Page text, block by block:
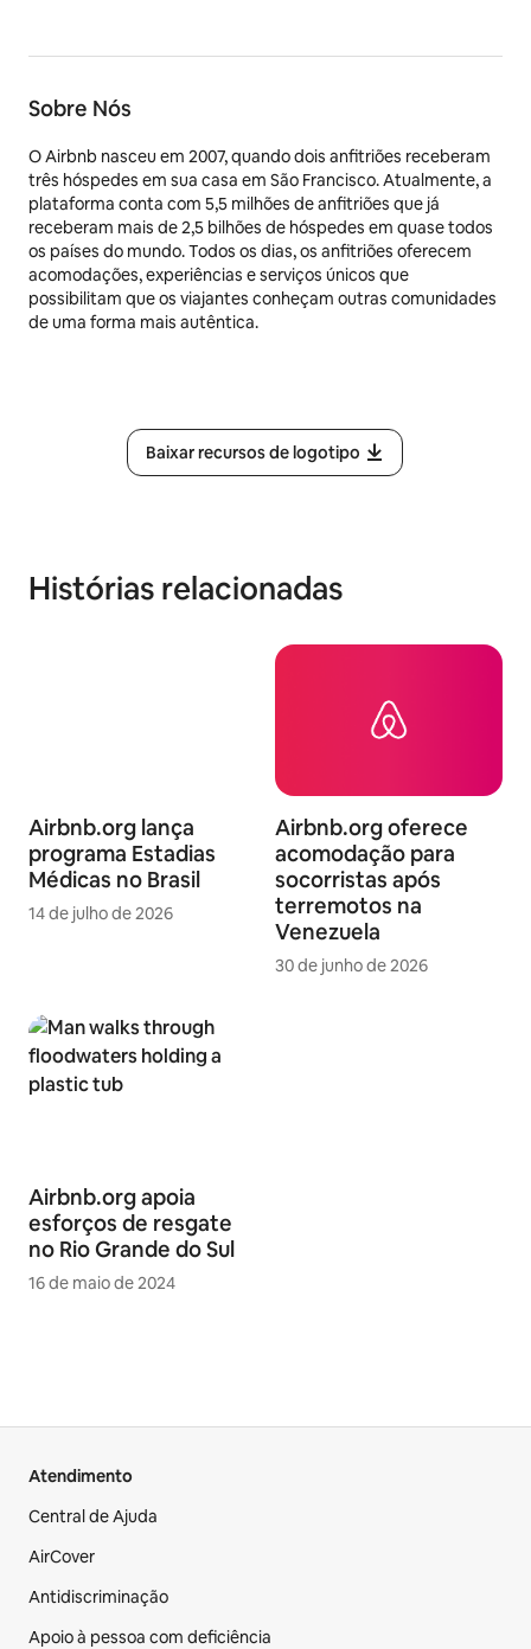
Sobre Nós
O Airbnb nasceu em 2007, quando dois anfitriões receberam
três hóspedes em sua casa em São Francisco. Atualmente, a
plataforma conta com 5,5 milhões de anfitriões que já
receberam mais de 2,5 bilhões de hóspedes em quase todos
os países do mundo. Todos os dias, os anfitriões oferecem
acomodações, experiências e serviços únicos que
possibilitam que os viajantes conheçam outras comunidades
de uma forma mais autêntica.
Baixar recursos de logotipo
Histórias relacionadas
Airbnb.org lança
programa Estadias
Médicas no Brasil
14 de julho de 2026
Airbnb.org oferece
acomodação para
socorristas após
terremotos na
Venezuela
30 de junho de 2026
Airbnb.org apoia
esforços de resgate
no Rio Grande do Sul
16 de maio de 2024
Atendimento
Central de Ajuda
AirCover
Antidiscriminação
Apoio à pessoa com deficiência